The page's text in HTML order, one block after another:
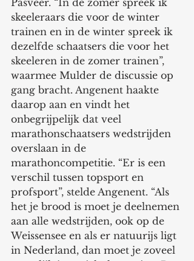
skeeleraars die voor de winter
trainen en in de winter spreek ik
dezelfde schaatsers die voor het
skeeleren in de zomer trainen”,
waarmee Mulder de discussie op
gang bracht. Angenent haakte
daarop aan en vindt het
onbegrijpelijk dat veel
marathonschaatsers wedstrijden
overslaan in de
marathoncompetitie. “Er is een
verschil tussen topsport en
profsport”, stelde Angenent. “Als
het je brood is moet je deelnemen
aan alle wedstrijden, ook op de
Weissensee en als er natuurijs ligt
in Nederland, dan moet je zoveel